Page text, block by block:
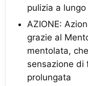
pulizia a lungo
AZIONE:
grazie al
mentolata,
sensazione di
prolungata